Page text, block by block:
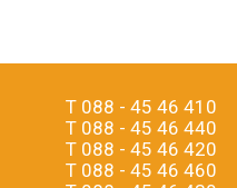
T 088 - 45 46 410
T 088 - 45 46 440
T 088 - 45 46 420
T 088 - 45 46 460